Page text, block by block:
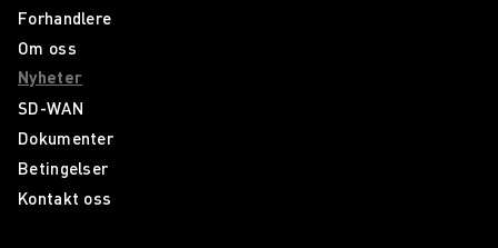
Forhandlere
Om oss
Nyheter
SD-WAN
Dokumenter
Betingelser
Kontakt oss